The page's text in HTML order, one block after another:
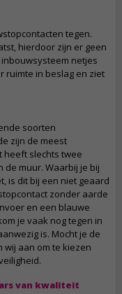
tegen.
hierdoor zijn er geen
netjes
ruimte in beslag en ziet
soorten
zijn de meest
heeft slechts twee
muur. Waarbij je bij
is dit bij een niet geaard
zonder aarde
en een blauwe
je vaak nog tegen in
is. Mocht je de
wij aan om te kiezen
van kwaliteit